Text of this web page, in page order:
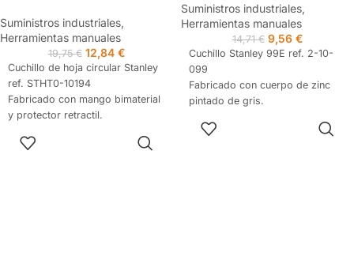
Suministros industriales,
Herramientas manuales
19,75€ 12,84 €
Cuchillo de hoja circular Stanley
ref. STHT0-10194
Fabricado con mango bimaterial
y protector retractil.
STHT0-11942.
Suministros industriales,
Herramientas manuales
14,71€ 9,56 €
Cuchillo Stanley 99E ref. 2-10-
099
Fabricado con cuerpo de zinc
pintado de gris.
Mantiene segura la hoja en su